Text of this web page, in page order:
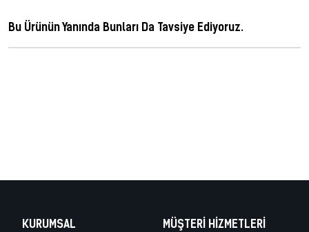
Bu Ürünün Yanında Bunları Da Tavsiye Ediyoruz.
KURUMSAL MÜŞTERI HIZMETLERI